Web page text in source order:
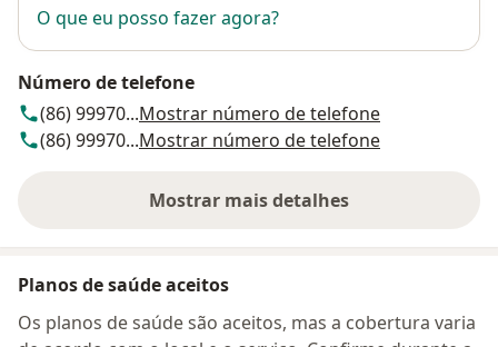
O que eu posso fazer agora?
Número de telefone
(86) 99970...Mostrar número de telefone
(86) 99970...Mostrar número de telefone
Mostrar mais detalhes
sobre o endereço
Planos de saúde aceitos
Os planos de saúde são aceitos, mas a cobertura varia